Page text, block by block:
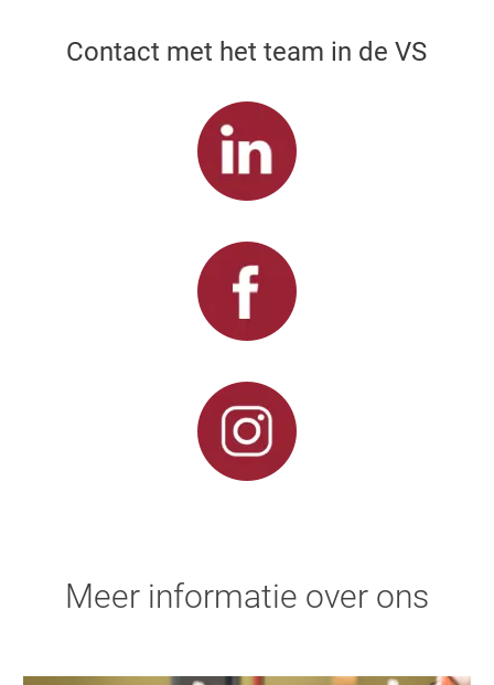
Contact met het team in de VS
Meer informatie over ons